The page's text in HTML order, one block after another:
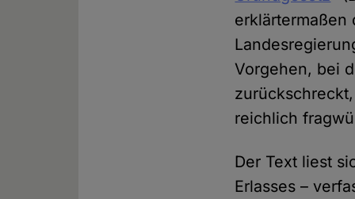
erklärtermaßen
Vorgehen, bei
reichlich
Der Text liest
Erlasses –